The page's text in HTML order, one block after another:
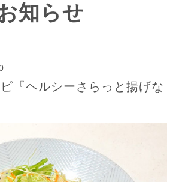
知らせ
『ヘルシーさらっと揚げな